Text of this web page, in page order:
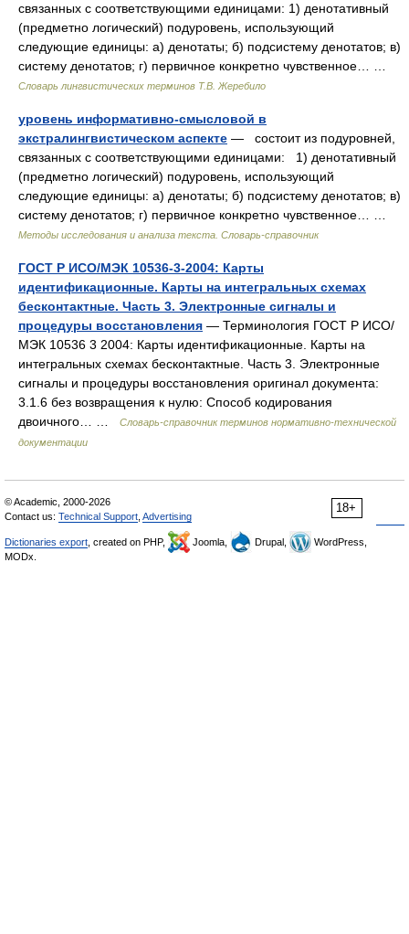
связанных с соответствующими единицами: 1) денотативный
(предметно логический) подуровень, использующий
следующие единицы: а) денотаты; б) подсистему денотатов; в)
систему денотатов; г) первичное конкретно чувственное… …
Словарь лингвистических терминов Т.В. Жеребило
уровень информативно-смысловой в
экстралингвистическом аспекте — состоит из подуровней,
связанных с соответствующими единицами: 1) денотативный
(предметно логический) подуровень, использующий
следующие единицы: а) денотаты; б) подсистему денотатов; в)
систему денотатов; г) первичное конкретно чувственное… …
Методы исследования и анализа текста. Словарь-справочник
ГОСТ Р ИСО/МЭК 10536-3-2004: Карты
идентификационные. Карты на интегральных схемах
бесконтактные. Часть 3. Электронные сигналы и
процедуры восстановления — Терминология ГОСТ Р ИСО/
МЭК 10536 3 2004: Карты идентификационные. Карты на
интегральных схемах бесконтактные. Часть 3. Электронные
сигналы и процедуры восстановления оригинал документа:
3.1.6 без возвращения к нулю: Способ кодирования
двоичного… …
Словарь-справочник терминов нормативно-технической
документации
18+
© Academic, 2000-2026
Contact us: Technical Support Advertising
Dictionaries export , created on PHP, Joomla, Drupal,
WordPress,
MODx.